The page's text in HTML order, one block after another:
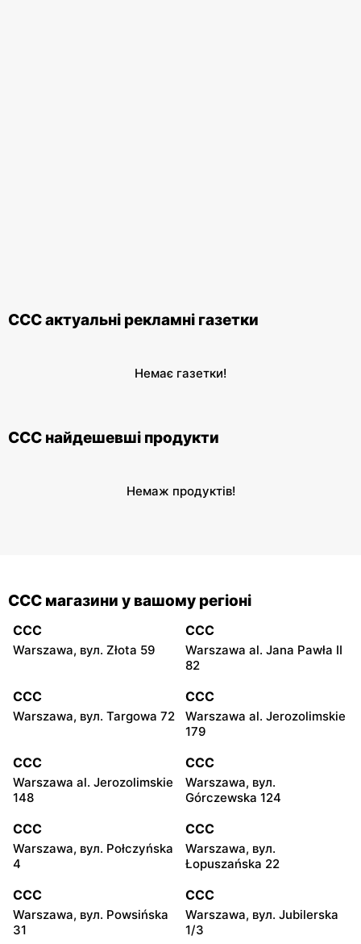
CCC актуальні рекламні газетки
Немає газетки!
CCC найдешевші продукти
Немаж продуктів!
CCC магазини у вашому регіоні
CCC
Warszawa, вул. Złota 59
CCC
Warszawa al. Jana Pawła II
82
CCC
Warszawa, вул. Targowa 72
CCC
Warszawa al. Jerozolimskie
179
CCC
Warszawa al. Jerozolimskie
148
CCC
Warszawa, вул.
Górczewska 124
CCC
Warszawa, вул. Połczyńska
4
CCC
Warszawa, вул.
Łopuszańska 22
CCC
Warszawa, вул. Powsińska
31
CCC
Warszawa, вул. Jubilerska
1/3